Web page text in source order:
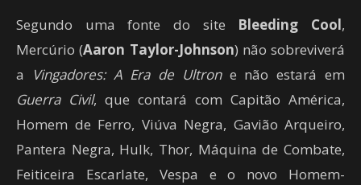
Segundo uma fonte do site Bleeding Cool,
Mercúrio (Aaron Taylor-Johnson) não sobreviverá
a
Vingadores: A Era de Ultron e não estará em
Guerra Civil, que contará com Capitão América,
Homem de Ferro, Viúva Negra, Gavião Arqueiro,
Pantera Negra, Hulk, Thor, Máquina de Combate,
Feiticeira Escarlate, Vespa e o novo Homem-